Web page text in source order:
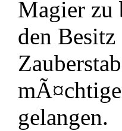
Magier zu
den Besitz
gelangen.